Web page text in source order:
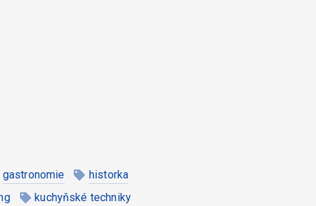
gastronomie
historka
kuchyňské techniky